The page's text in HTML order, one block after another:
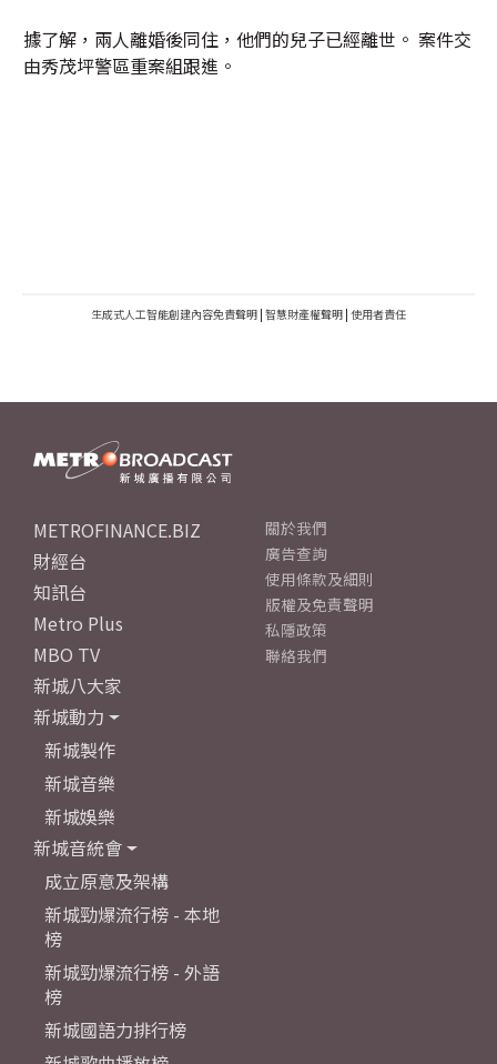
據了解，兩人離婚後同住，他們的兒子已經離世。 案件交
由秀茂坪警區重案組跟進。
生成式人工智能創建內容免責聲明 | 智慧財產權聲明 | 使用者責任
METROFINANCE.BIZ
財經台
知訊台
Metro Plus
MBO TV
新城八大家
新城動力
新城製作
新城音樂
新城娛樂
新城音統會
成立原意及架構
新城勁爆流行榜 - 本地
榜
新城勁爆流行榜 - 外語
榜
新城國語力排行榜
關於我們
廣告查詢
使用條款及細則
版權及免責聲明
私隱政策
聯絡我們